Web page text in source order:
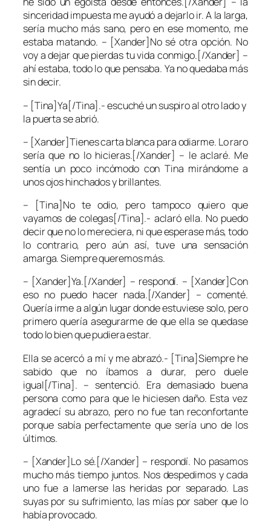
sinceridad impuesta me ayudó a dejarlo ir. A la larga,
sería mucho más sano, pero en ese momento, me
estaba matando. – [Xander]No sé otra opción. No
voy a dejar que pierdas tu vida conmigo.[/Xander] –
ahí estaba, todo lo que pensaba. Ya no quedaba más
sin decir.
– [Tina]Ya[/Tina].- escuché un suspiro al otro lado y
la puerta se abrió.
– [Xander]Tienes carta blanca para odiarme. Lo raro
sería que no lo hicieras.[/Xander] – le aclaré. Me
sentía un poco incómodo con Tina mirándome a
unos ojos hinchados y brillantes.
– [Tina]No te odio, pero tampoco quiero que
vayamos de colegas[/Tina].- aclaró ella. No puedo
decir que no lo mereciera, ni que esperase más, todo
lo contrario, pero aún así, tuve una sensación
amarga. Siempre queremos más.
– [Xander]Ya.[/Xander] – respondí. – [Xander]Con
eso no puedo hacer nada.[/Xander] – comenté.
Quería irme a algún lugar donde estuviese solo, pero
primero quería asegurarme de que ella se quedase
todo lo bien que pudiera estar.
Ella se acercó a mí y me abrazó.- [Tina]Siempre he
sabido que no íbamos a durar, pero duele
igual[/Tina]. – sentenció. Era demasiado buena
persona como para que le hiciesen daño. Esta vez
agradecí su abrazo, pero no fue tan reconfortante
porque sabía perfectamente que sería uno de los
últimos.
– [Xander]Lo sé.[/Xander] – respondí. No pasamos
mucho más tiempo juntos. Nos despedimos y cada
uno fue a lamerse las heridas por separado. Las
suyas por su sufrimiento, las mías por saber que lo
había provocado.